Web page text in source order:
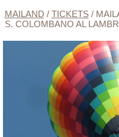
MAILAND / TICKETS/
. COLOMBANO AL